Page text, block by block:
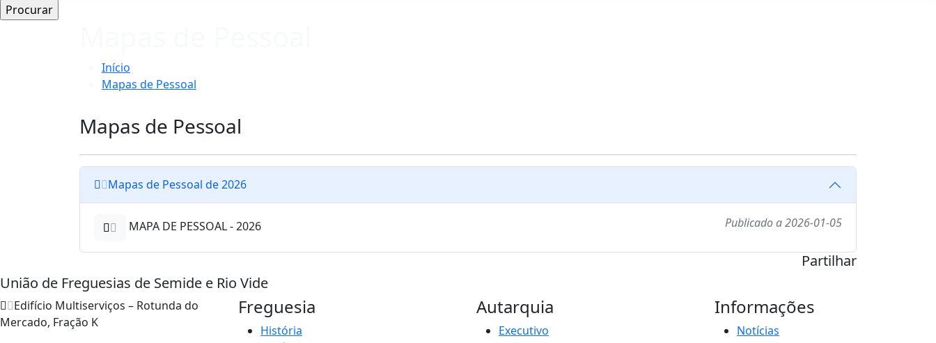
Início
Mapas de Pessoal
Mapas de Pessoal
Mapas de Pessoal de 2026
MAPA DE PESSOAL - 2026 Publicado a 2026-01-05
Partilhar
União de Freguesias de Semide e Rio Vide
Edifício Multiserviços – Rotunda do
Mercado, Fração K
Freguesia
História
Autarquia
Executivo
Informações
Notícias